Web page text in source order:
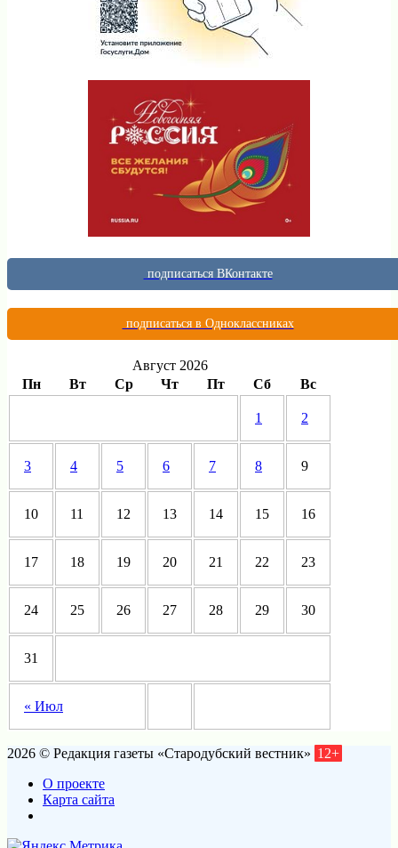
подписаться ВКонтакте
подписаться в Одноклассниках
Август 2026
Пн
Вт Ср Чт Пт Сб Вс
« Июл
1 2
3 4 5 6 7 8 9
10 11 12 13 14 15 16
17 18 19 20 21 22 23
24 25 26 27 28 29 30
31
2026 © Редакция газеты «Стародубский вестник» 12+
О проекте
Карта сайта